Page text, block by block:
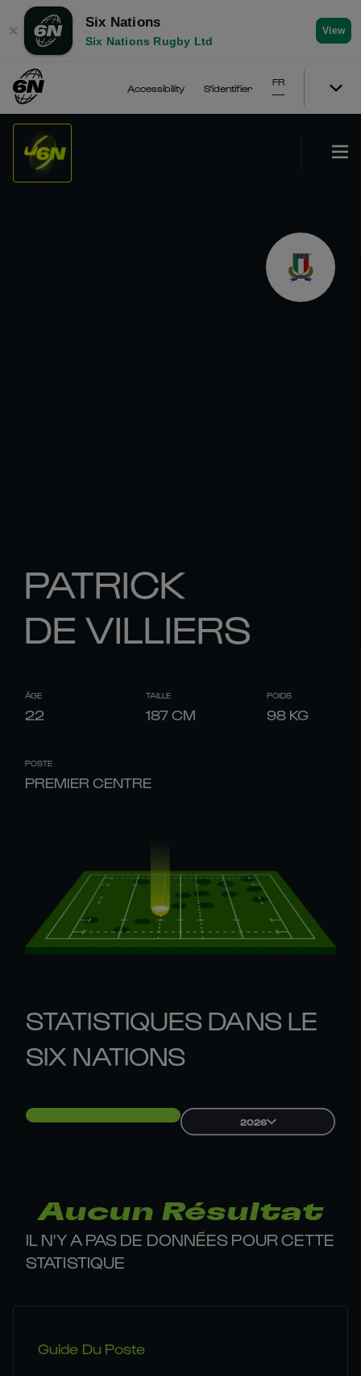
✕
Six Nations
Six Nations Rugby Ltd
View
Accessibility S'identifier
FR
PATRICK
DE VILLIERS
ÂGE
22
TAILLE
187CM
POIDS
98 KG
POSTE
PREMIER CENTRE
STATISTIQUES DANS LE
SIX NATIONS
2026
Aucun Résultat
IL N'Y A PAS DE DONNÉES POUR CETTE
STATISTIQUE
Guide Du Poste